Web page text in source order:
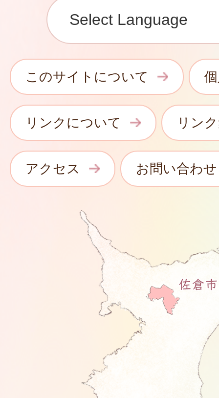
このサイトについて
リンクについて リン
アクセス お問い合わせ